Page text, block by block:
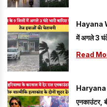
Hayana
में अगले 3 घंटे
चेतावनी
Read
Haryana
एनकाउंटर,